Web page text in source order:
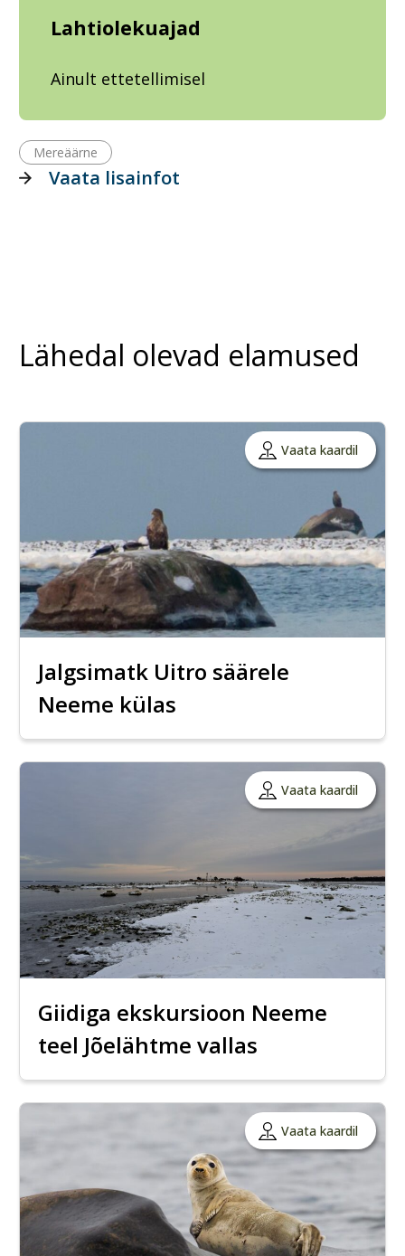
Lahtiolekuajad
Ainult ettetellimisel
Mereäärne
Vaata lisainfot
Lähedal olevad elamused
Vaata kaardil
Jalgsimatk Uitro säärele
Neeme külas
Vaata kaardil
Giidiga ekskursioon Neeme
teel Jõelähtme vallas
Vaata kaardil